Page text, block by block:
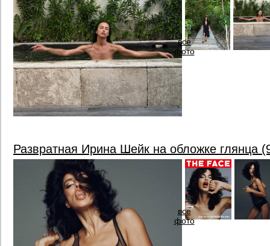
все
фото
Развратная Ирина Шейк на обложке глянца
все
фото